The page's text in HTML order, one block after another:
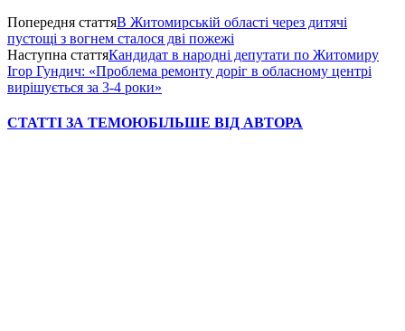
Попередня статтяВ Житомирській області через дитячі
пустощі з вогнем сталося дві пожежі
Наступна статтяКандидат в народні депутати по Житомиру
Ігор Гундич: «Проблема ремонту доріг в обласному центрі
вирішується за 3-4 роки»
СТАТТІ ЗА ТЕМОЮБІЛЬШЕ ВІД АВТОРА